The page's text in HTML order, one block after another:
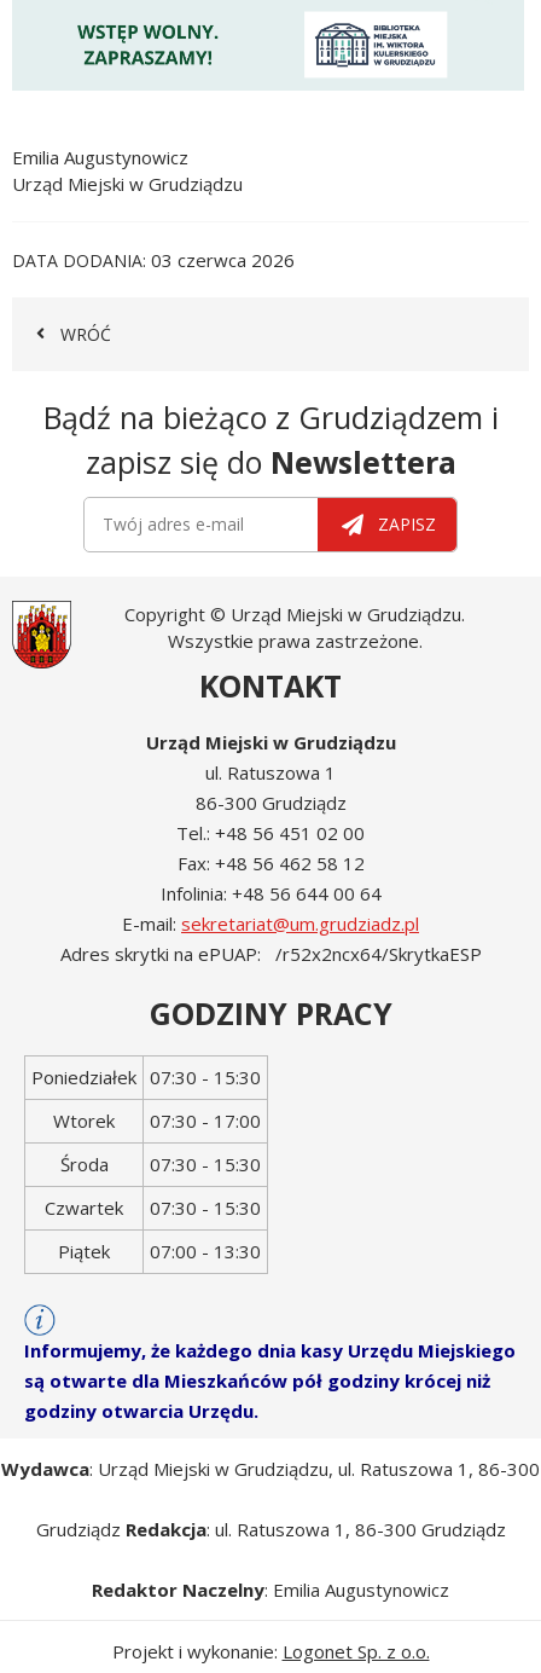
Emilia Augustynowicz
Urząd Miejski w Grudziądzu
DATA DODANIA 03 czerwca 2026
WRÓĆ
Newsletter
Bądź na bieżąco z Grudziądzem i
zapisz się do Newslettera
Newsletter
Twój adres e-mail
ZAPISZ
Copyright © Urząd Miejski w Grudziądzu.
Wszystkie prawa zastrzeżone.
KONTAKT
Urząd Miejski w Grudziądzu
ul. Ratuszowa 1
86-300 Grudziądz
Tel.: +48 56 451 02 00
Fax: +48 56 462 58 12
Infolinia: +48 56 644 00 64
E-mail: sekretariat@um.grudziadz.pl
Adres skrytki na ePUAP: /r52x2ncx64/SkrytkaESP
GODZINY PRACY
Dzień
tygodnia
Godziny
otwarcia
Poniedziałek 07:30 - 15:30
Wtorek
07:30 - 17:00
Środa
07:30 - 15:30
Czwartek
07:30 - 15:30
Piątek
07:00 - 13:30
Informujemy, że każdego dnia kasy Urzędu Miejskiego
są otwarte dla Mieszkańców pół godziny krócej niż
godziny otwarcia Urzędu.
Wydawca: Urząd Miejski w Grudziądzu, ul. Ratuszowa 1, 86-300
Grudziądz Redakcja: ul. Ratuszowa 1, 86-300 Grudziądz
Redaktor Naczelny: Emilia Augustynowicz
Projekt i wykonanie: Logonet Sp. z o.o.